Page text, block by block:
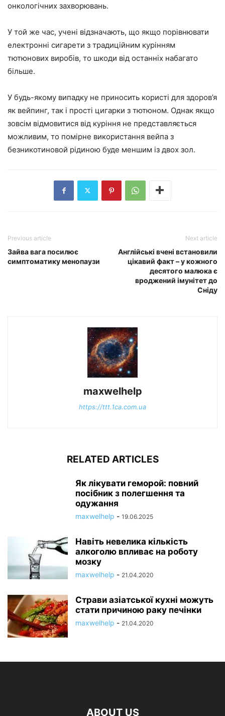
онкологічних захворювань.
У той же час, учені відзначають, що якщо порівнювати
електронні сигарети з традиційним курінням
тютюнових виробів, то шкоди від останніх набагато
більше.
У будь-якому випадку не приносить користі для здоров’я
як вейпинг, так і прості цигарки з тютюном. Однак якщо
зовсім відмовитися від куріння не представляється
можливим, то помірне використання вейпа з
безникотиновой рідиною буде меншим із двох зол.
Previous article
Зайва вага посилює
симптоматику менопаузи
Next article
Англійські вчені встановили
цікавий факт – у кожного
десятого малюка є
вроджений імунітет до
Сніду
maxwelhelp
https://ttt.1ca.com.ua
RELATED ARTICLES
Як лікувати геморой: повний
посібник з полегшення та
одужання
maxwelhelp - 19.06.2025
Навіть невелика кількість
алкоголю впливає на роботу
мозку
maxwelhelp - 21.04.2020
Страви азіатської кухні можуть
стати причиною раку печінки
maxwelhelp - 21.04.2020
ABOUT US